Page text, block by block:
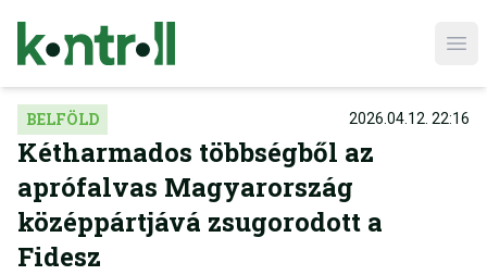
BELFÖLD 2026.04.12. 22:16
Kétharmados többségből az
aprófalvas Magyarország
középpártjává zsugorodott a
Fidesz